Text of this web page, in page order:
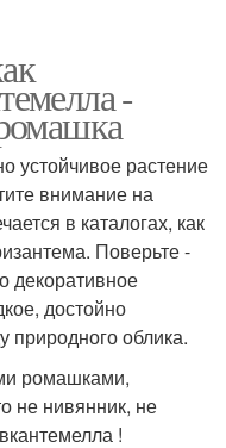
-
устойчивое растение
внимание на
в каталогах, как
Поверьте -
декоративное
достойно
природного облика.
ромашками,
не нивянник, не
!